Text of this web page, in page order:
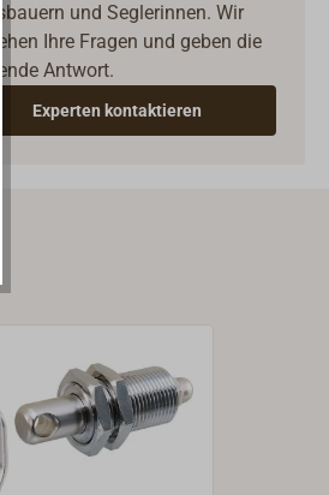
und Seglerinnen. Wir
Ihre Fragen und geben die
Antwort.
Experten kontaktieren